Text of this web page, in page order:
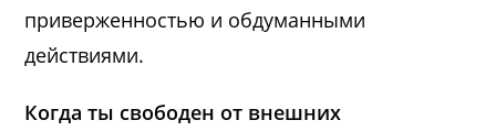
приверженностью и обдуманными
действиями.
Когда ты свободен от внешних